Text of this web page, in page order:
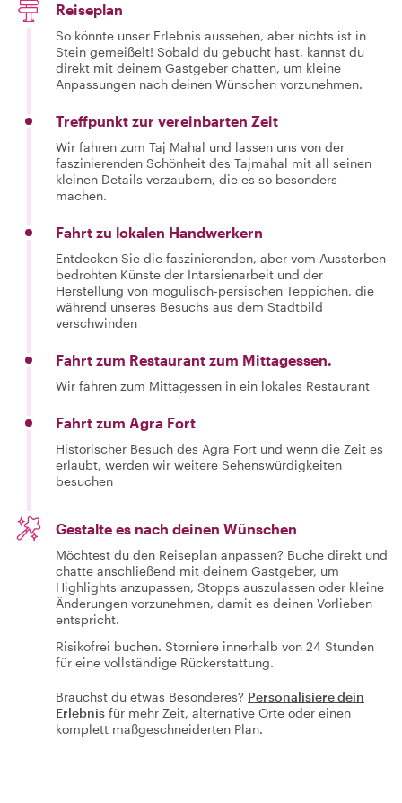
Reiseplan
So könnte unser Erlebnis aussehen, aber nichts ist in
Stein gemeißelt! Sobald du gebucht hast, kannst du
direkt mit deinem Gastgeber chatten, um kleine
Anpassungen nach deinen Wünschen vorzunehmen.
Treffpunkt zur vereinbarten Zeit
Wir fahren zum Taj Mahal und lassen uns von der
faszinierenden Schönheit des Tajmahal mit all seinen
kleinen Details verzaubern, die es so besonders
machen.
Fahrt zu lokalen Handwerkern
Entdecken Sie die faszinierenden, aber vom Aussterben
bedrohten Künste der Intarsienarbeit und der
Herstellung von mogulisch-persischen Teppichen, die
während unseres Besuchs aus dem Stadtbild
verschwinden
Fahrt zum Restaurant zum Mittagessen.
Wir fahren zum Mittagessen in ein lokales Restaurant
Fahrt zum Agra Fort
Historischer Besuch des Agra Fort und wenn die Zeit es
erlaubt, werden wir weitere Sehenswürdigkeiten
besuchen
Gestalte es nach deinen Wünschen
Möchtest du den Reiseplan anpassen? Buche direkt und
chatte anschließend mit deinem Gastgeber, um
Highlights anzupassen, Stopps auszulassen oder kleine
Änderungen vorzunehmen, damit es deinen Vorlieben
entspricht.
Risikofrei buchen. Storniere innerhalb von 24 Stunden
für eine vollständige Rückerstattung.
Brauchst du etwas Besonderes? Personalisiere dein
Erlebnis für mehr Zeit, alternative Orte oder einen
komplett maßgeschneiderten Plan.